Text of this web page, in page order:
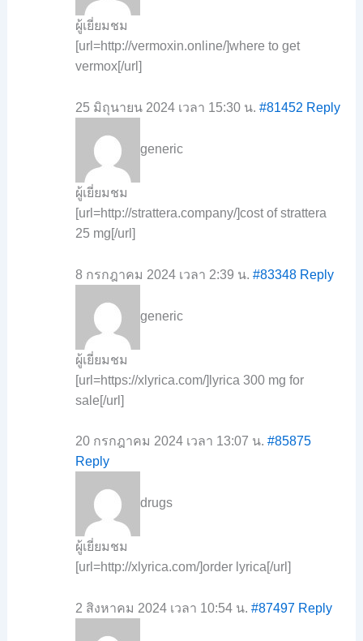
ผู้เยี่ยมชม
[url=http://vermoxin.online/]where to get
vermox[/url]
25 มิถุนายน 2024 เวลา 15:30 น. #81452 Reply
generic
ผู้เยี่ยมชม
[url=http://strattera.company/]cost of strattera
25 mg[/url]
8 กรกฎาคม 2024 เวลา 2:39 น. #83348 Reply
generic
ผู้เยี่ยมชม
[url=https://xlyrica.com/]lyrica 300 mg for
sale[/url]
20 กรกฎาคม 2024 เวลา 13:07 น. #85875
Reply
drugs
ผู้เยี่ยมชม
[url=http://xlyrica.com/]order lyrica[/url]
2 สิงหาคม 2024 เวลา 10:54 น. #87497 Reply